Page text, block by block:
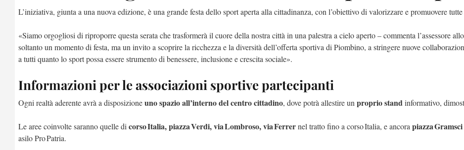
L’iniziativa, giunta a una nuova edizione, è una grande festa dello sport aperta alla cittadinanza, con l’obiettivo di valorizzare e promuovere
«Siamo orgogliosi di riproporre questa serata che trasformerà il cuore della nostra città in una palestra a cielo aperto – commenta l’assessore
soltanto un momento di festa, ma un invito a scoprire la ricchezza e la diversità dell’offerta sportiva di Piombino, a stringere nuove
a tutti quanto lo sport possa essere strumento di benessere, inclusione e crescita sociale».
Informazioni per le associazioni sportive partecipanti
Ogni realtà aderente avrà a disposizioneuno spazio all’interno del centro cittadino, dove potrà allestire un proprio standinformativo,
Le aree coinvolte saranno quelle di corso Italia, piazza Verdi, via Lombroso, via Ferrernel tratto fino a corso Italia, e ancora piazza Gramsci
asilo Pro Patria.